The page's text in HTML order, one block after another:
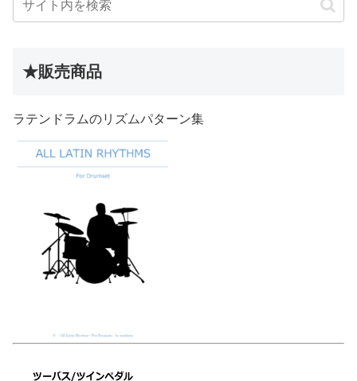
★販売商品
ラテンドラムのリズムパターン集